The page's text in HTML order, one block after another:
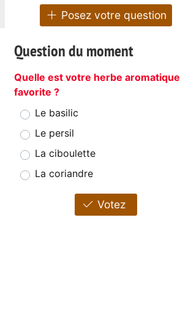
Posez votre question
Question du moment
Quelle est votre herbe aromatique
favorite ?
Le basilic
Le persil
La ciboulette
La coriandre
Votez